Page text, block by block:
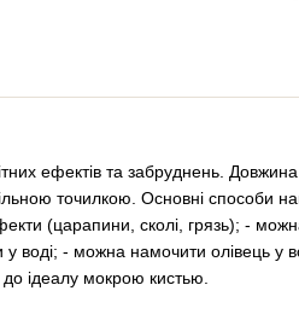
ефектів та забруднень.
точилкою. Основні способи
(царапини, сколі, грязь); -
воді; - можна намочити олівець у
до ідеалу мокрою кистью.